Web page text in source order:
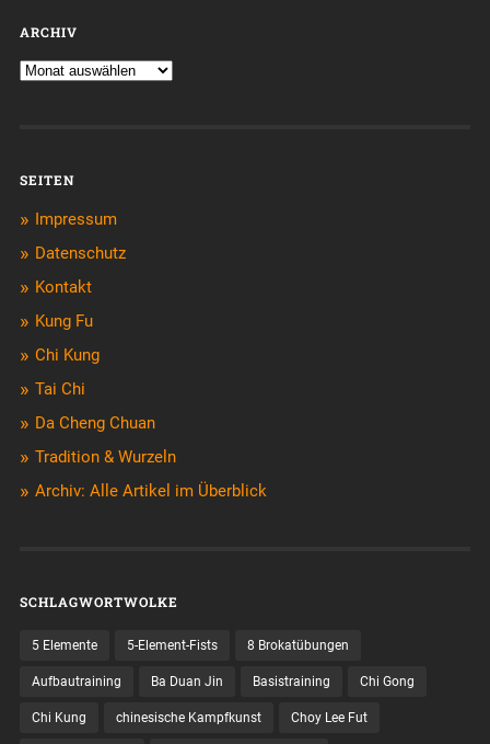
ARCHIV
SEITEN
Impressum
Datenschutz
Kontakt
Kung Fu
Chi Kung
Tai Chi
Da Cheng Chuan
Tradition & Wurzeln
Archiv: Alle Artikel im Überblick
SCHLAGWORTWOLKE
5 Elemente 5-Element-Fists 8 Brokatübungen
Aufbautraining Ba Duan Jin Basistraining Chi Gong
Chi Kung chinesische Kampfkunst Choy Lee Fut